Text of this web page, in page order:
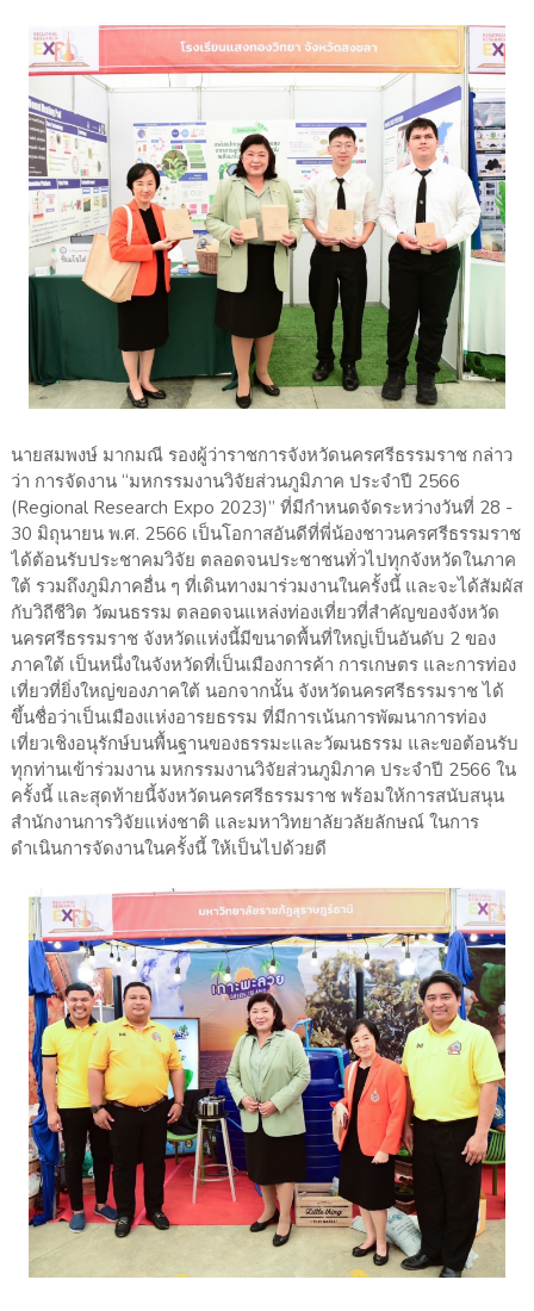
นายสมพงษ์ มากมณี รองผู้ว่าราชการจังหวัดนครศรีธรรมราช กล่าว
ว่า การจัดงาน “มหกรรมงานวิจัยส่วนภูมิภาค ประจำปี 2566
(Regional Research Expo 2023)” ที่มีกำหนดจัดระหว่างวันที่ 28 -
30 มิถุนายน พ.ศ. 2566 เป็นโอกาสอันดีที่พี่น้องชาวนครศรีธรรมราช
ได้ต้อนรับประชาคมวิจัย ตลอดจนประชาชนทั่วไปทุกจังหวัดในภาค
ใต้ รวมถึงภูมิภาคอื่น ๆ ที่เดินทางมาร่วมงานในครั้งนี้ และจะได้สัมผัส
กับวิถีชีวิต วัฒนธรรม ตลอดจนแหล่งท่องเที่ยวที่สำคัญของจังหวัด
นครศรีธรรมราช จังหวัดแห่งนี้มีขนาดพื้นที่ใหญ่เป็นอันดับ 2 ของ
ภาคใต้ เป็นหนึ่งในจังหวัดที่เป็นเมืองการค้า การเกษตร และการท่อง
เที่ยวที่ยิ่งใหญ่ของภาคใต้ นอกจากนั้น จังหวัดนครศรีธรรมราช ได้
ขึ้นชื่อว่าเป็นเมืองแห่งอารยธรรม ที่มีการเน้นการพัฒนาการท่อง
เที่ยวเชิงอนุรักษ์บนพื้นฐานของธรรมะและวัฒนธรรม และขอต้อนรับ
ทุกท่านเข้าร่วมงาน มหกรรมงานวิจัยส่วนภูมิภาค ประจำปี 2566 ใน
ครั้งนี้ และสุดท้ายนี้จังหวัดนครศรีธรรมราช พร้อมให้การสนับสนุน
สำนักงานการวิจัยแห่งชาติ และมหาวิทยาลัยวลัยลักษณ์ ในการ
ดำเนินการจัดงานในครั้งนี้ ให้เป็นไปด้วยดี